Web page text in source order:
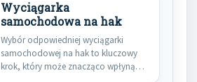
Wyciągarka
samochodowa na hak
Wybór odpowiedniej wyciągarki
samochodowej na hak to kluczowy
krok, który może znacząco wpłynąć